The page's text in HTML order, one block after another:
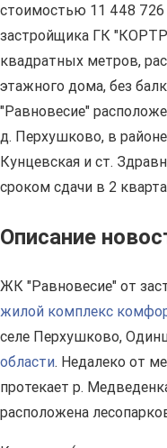
стоимостью 11 448 726
застройщика ГК
квадратных метров,
этажного дома, без
"Равновесие"
д. Перхушково, в
Кунцевская и ст.
сроком сдачи в 2
Описание
ЖК "Равновесие" от
жилой комплекс
селе Перхушково,
области. Недалеко от
протекает р.
расположена